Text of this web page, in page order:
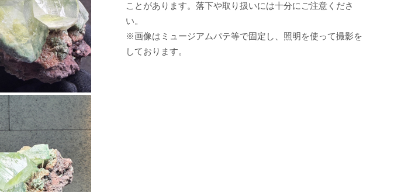
ことがあります。落下や取り扱いには十分にご注意くださ
い。
※画像はミュージアムパテ等で固定し、照明を使って撮影を
しております。